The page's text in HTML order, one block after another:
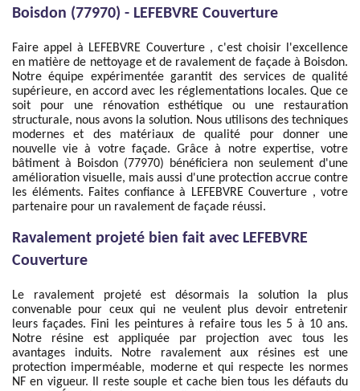
Boisdon (77970) - LEFEBVRE Couverture
Faire appel à LEFEBVRE Couverture , c'est choisir l'excellence
en matière de nettoyage et de ravalement de façade à Boisdon.
Notre équipe expérimentée garantit des services de qualité
supérieure, en accord avec les réglementations locales. Que ce
soit pour une rénovation esthétique ou une restauration
structurale, nous avons la solution. Nous utilisons des techniques
modernes et des matériaux de qualité pour donner une
nouvelle vie à votre façade. Grâce à notre expertise, votre
bâtiment à Boisdon (77970) bénéficiera non seulement d'une
amélioration visuelle, mais aussi d'une protection accrue contre
les éléments. Faites confiance à LEFEBVRE Couverture , votre
partenaire pour un ravalement de façade réussi.
Ravalement projeté bien fait avec LEFEBVRE
Couverture
Le ravalement projeté est désormais la solution la plus
convenable pour ceux qui ne veulent plus devoir entretenir
leurs façades. Fini les peintures à refaire tous les 5 à 10 ans.
Notre résine est appliquée par projection avec tous les
avantages induits. Notre ravalement aux résines est une
protection imperméable, moderne et qui respecte les normes
NF en vigueur. Il reste souple et cache bien tous les défauts du